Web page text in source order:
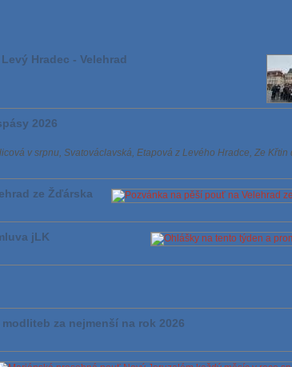
Hradec - Velehrad
2026
v srpnu, Svatováclavská, Etapová z Levého Hradce, Ze Křtin
ze Žďárska
jLK
za nejmenší na rok 2026